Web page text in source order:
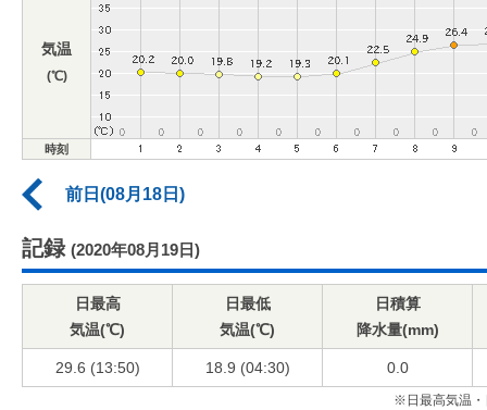
気温
(℃)
時刻
前日(08月18日)
記録 (2020年08月19日)
日最高
気温(℃)
日最低
気温(℃)
日積算
降水量(mm)
29.6 (13:50) 18.9 (04:30) 0.0
※日最高気温・